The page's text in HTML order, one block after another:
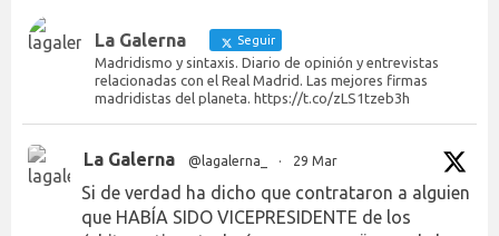
La Galerna Seguir
Madridismo y sintaxis. Diario de opinión y entrevistas
relacionadas con el Real Madrid. Las mejores firmas
madridistas del planeta. https://t.co/zLS1tzeb3h
La Galerna @lagalerna_ · 29 Mar
Si de verdad ha dicho que contrataron a alguien
que HABÍA SIDO VICEPRESIDENTE de los